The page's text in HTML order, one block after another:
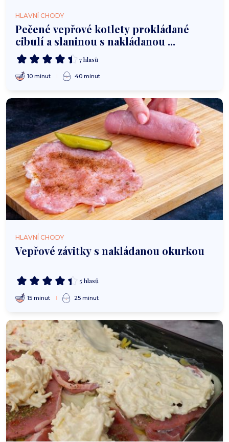
HLAVNÍ CHODY
Pečené vepřové kotlety prokládané
cibulí a slaninou s nakládanou ...
7 hlasů
10 minut 40 minut
HLAVNÍ CHODY
Vepřové závitky s nakládanou okurkou
5 hlasů
15 minut 25 minut